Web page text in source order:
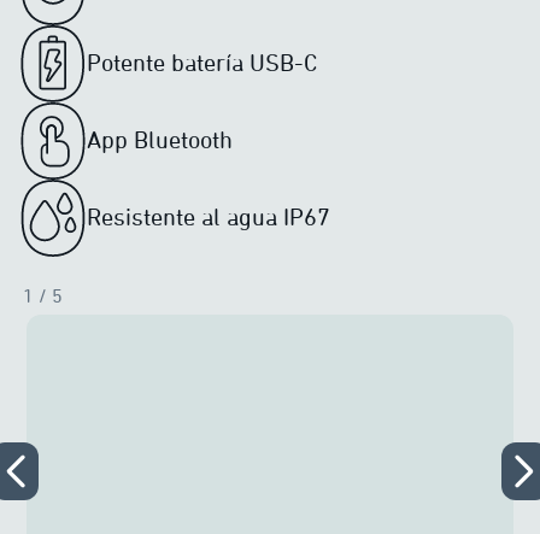
Potente batería USB-C
App Bluetooth
Resistente al agua IP67
1 / 5